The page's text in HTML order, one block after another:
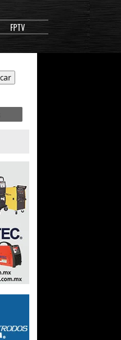
FPTV